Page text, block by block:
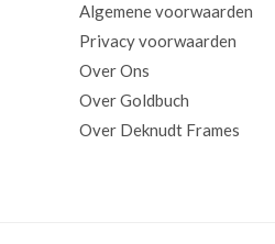
Algemene voorwaarden
Privacy voorwaarden
Over Ons
Over Goldbuch
Over Deknudt Frames